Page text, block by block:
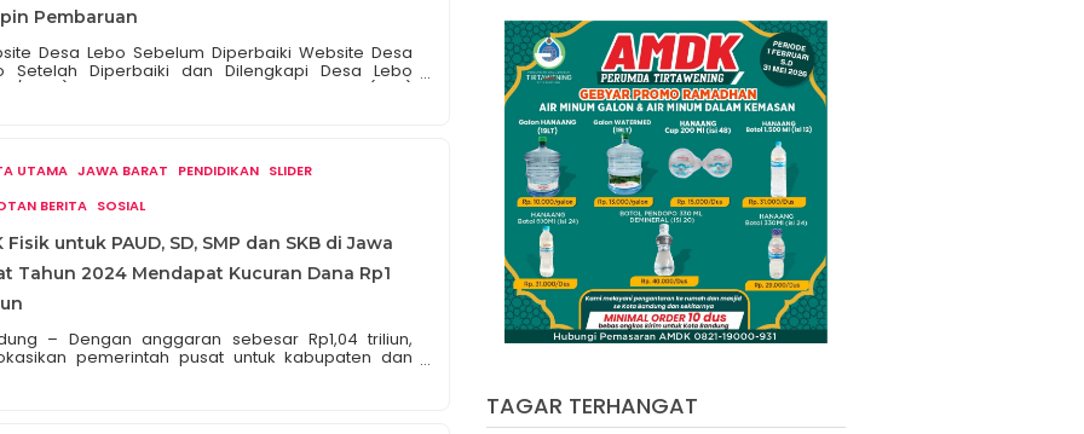
Pembaruan
Desa Lebo Sebelum Diperbaiki Website Desa
Setelah Diperbaiki dan Dilengkapi Desa Lebo
2024). Mahasiswa Kuliah Kerja Nyata (KKN)
ini bertujuan untuk meningkatkan transparansi
desa serta mempermudah akses
bagi masyarakat setempat dan masyarakat
Program […]
UTAMA JAWA BARAT PENDIDIKAN SLIDER
BERITA SOSIAL
Fisik untuk PAUD, SD, SMP dan SKB di Jawa
Tahun 2024 Mendapat Kucuran Dana Rp1
– Dengan anggaran sebesar Rp1,04 triliun,
pemerintah pusat untuk kabupaten dan
TAGAR TERHANGAT